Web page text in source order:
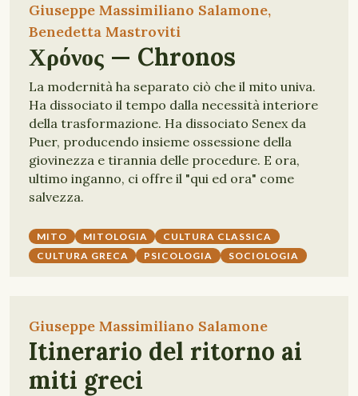
Giuseppe Massimiliano Salamone,
Benedetta Mastroviti
Χρόνος — Chronos
La modernità ha separato ciò che il mito univa.
Ha dissociato il tempo dalla necessità interiore
della trasformazione. Ha dissociato Senex da
Puer, producendo insieme ossessione della
giovinezza e tirannia delle procedure. E ora,
ultimo inganno, ci offre il "qui ed ora" come
salvezza.
MITO MITOLOGIA
CULTURA CLASSICA
CULTURA GRECA
PSICOLOGIA SOCIOLOGIA
Giuseppe Massimiliano Salamone
Itinerario del ritorno ai
miti greci